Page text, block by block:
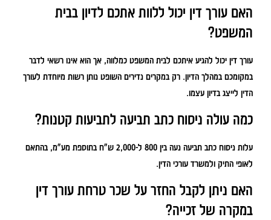
האם עורך דין יכול ללוות אתכם לדיון בבית
המשפט?
עורך דין יכול להגיע איתכם לבית המשפט כמלווה, אך הוא אינו רשאי לדבר
במקומכם במהלך הדיון. רק במקרים נדירים השופט נותן רשות מיוחדת לעורך
הדין לייצג בדיון עצמו.
כמה עולה ניסוח כתב תביעה לתביעות קטנות?
עלות ניסוח כתב תביעה נעה בין 800 ל-2,000 ש"ח בתוספת מע"מ, בהתאם
לאופי התיק ולמשרד עורכי הדין.
האם ניתן לקבל החזר על שכר טרחת עורך דין
במקרה של זכייה?